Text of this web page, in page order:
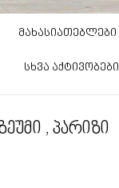
მახასიათებლები
სხვა აქტივობები
, პარიზი